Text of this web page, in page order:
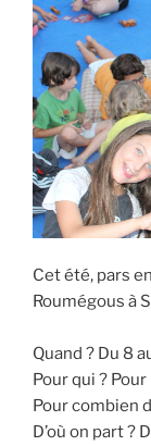
Cet été, pars
Roumégous à
Quand ? Du 8
Pour qui ?
Pour combien
D’où on part ?